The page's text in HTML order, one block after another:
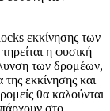
εκκίνησης των
η φυσική
των δρομέων,
εκκίνησης και
θα καλούνται
στο